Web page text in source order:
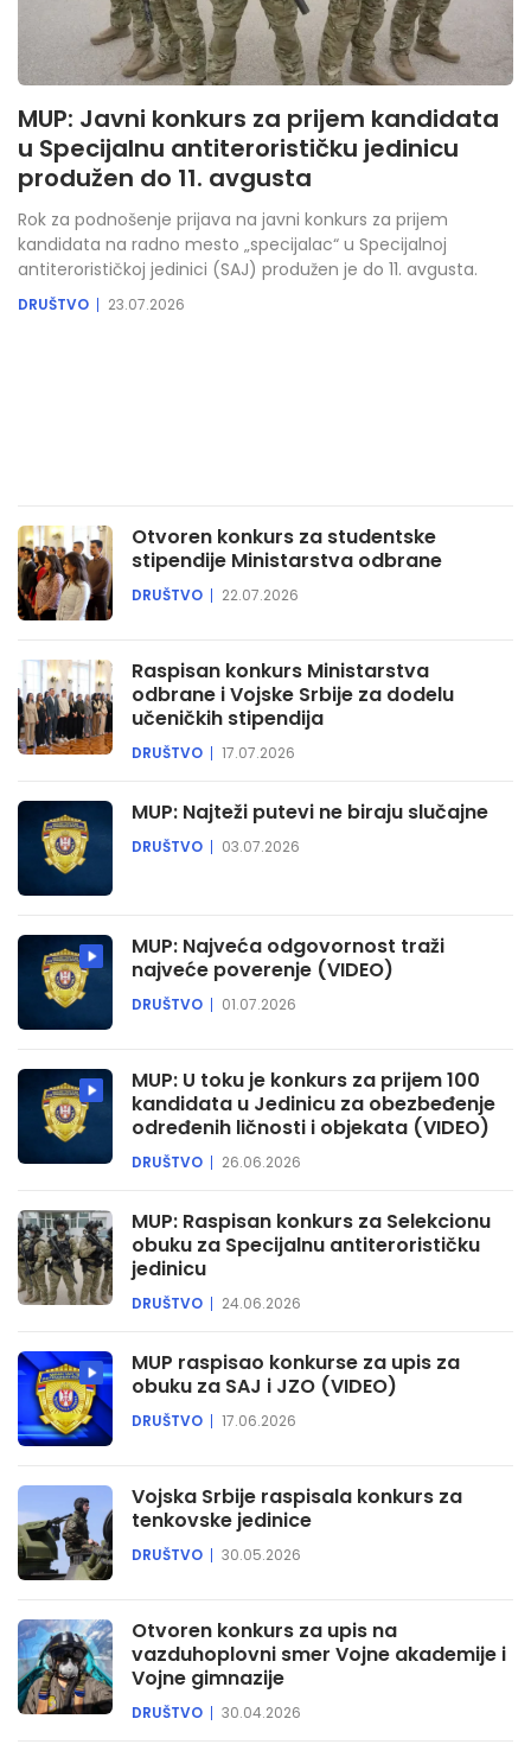
MUP: Javni konkurs za prijem kandidata
u Specijalnu antiterorističku jedinicu
produžen do 11. avgusta
Rok za podnošenje prijava na javni konkurs za prijem
kandidata na radno mesto „specijalac“ u Specijalnoj
antiterorističkoj jedinici (SAJ) produžen je do 11. avgusta.
DRUŠTVO 23.07.2026
Otvoren konkurs za studentske
stipendije Ministarstva odbrane
DRUŠTVO 22.07.2026
Raspisan konkurs Ministarstva
odbrane i Vojske Srbije za dodelu
učeničkih stipendija
DRUŠTVO 17.07.2026
MUP: Najteži putevi ne biraju slučajne
DRUŠTVO 03.07.2026
MUP: Najveća odgovornost traži
najveće poverenje (VIDEO)
DRUŠTVO 01.07.2026
MUP: U toku je konkurs za prijem 100
kandidata u Jedinicu za obezbeđenje
određenih ličnosti i objekata (VIDEO)
DRUŠTVO 26.06.2026
MUP: Raspisan konkurs za Selekcionu
obuku za Specijalnu antiterorističku
jedinicu
DRUŠTVO 24.06.2026
MUP raspisao konkurse za upis za
obuku za SAJ i JZO (VIDEO)
DRUŠTVO 17.06.2026
Vojska Srbije raspisala konkurs za
tenkovske jedinice
DRUŠTVO 30.05.2026
Otvoren konkurs za upis na
vazduhoplovni smer Vojne akademije i
Vojne gimnazije
DRUŠTVO 30.04.2026